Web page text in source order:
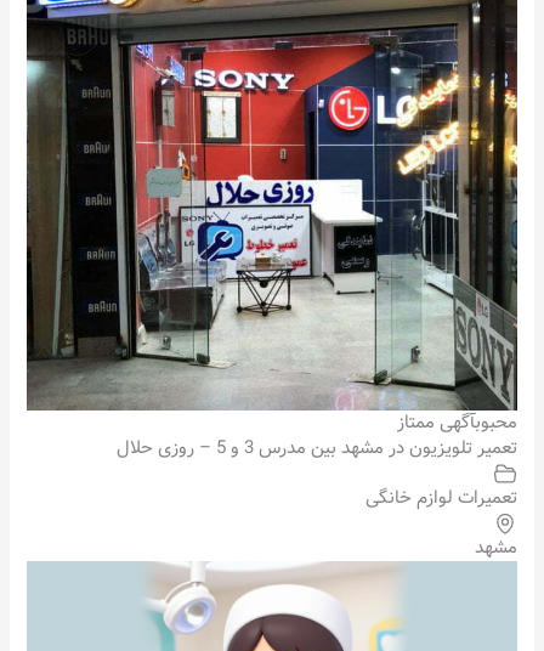
محبوبآگهی ممتاز
تعمیر تلویزیون در مشهد بین مدرس 3 و 5 – روزی حلال
تعمیرات لوازم خانگی
مشهد